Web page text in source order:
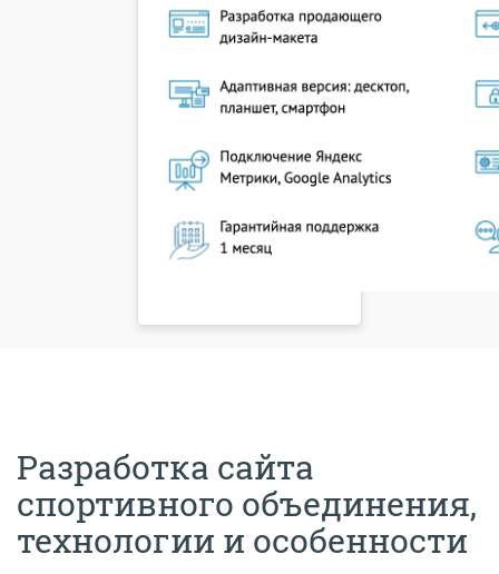
Разработка сайта
спортивного объединения,
технологии и особенности